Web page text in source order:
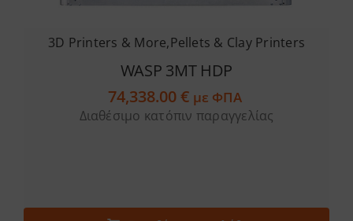
3D Printers & More,Pellets & Clay Printers
WASP 3MT HDP
74,338.00€ με ΦΠΑ
Διαθέσιμο κατόπιν παραγγελίας